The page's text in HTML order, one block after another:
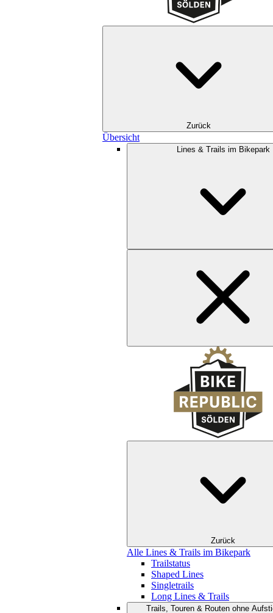
Zurück
Übersicht
Lines & Trails im Bikepark
Zurück
Alle Lines & Trails im Bikepark
Trailstatus
Shaped Lines
Singletrails
Long Lines & Trails
Trails, Touren & Routen ohne